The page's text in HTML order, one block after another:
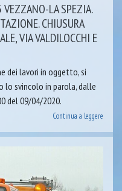
VEZZANO-LA SPEZIA.
CHIUSURA
VIA VALDILOCCHI E
dei lavori in oggetto, si
lo svincolo in parola, dalle
del 09/04/2020.
Continua a leggere